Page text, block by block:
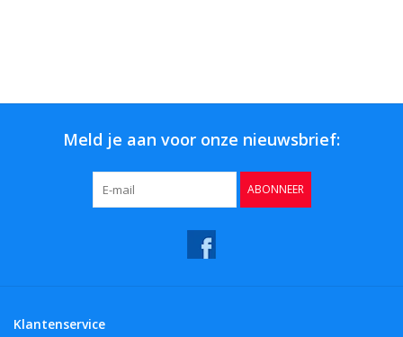
Meld je aan voor onze nieuwsbrief:
ABONNEER
Klantenservice